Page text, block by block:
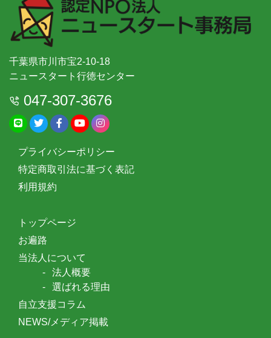
千葉県市川市宝2-10-18
ニュースタート行徳センター
047-307-3676
プライバシーポリシー
特定商取引法に基づく表記
利用規約
トップページ
お遍路
当法人について
法人概要
選ばれる理由
自立支援コラム
NEWS/メディア掲載